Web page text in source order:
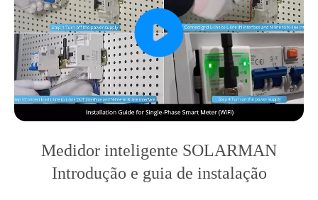
Medidor inteligente SOLARMAN
Introdução e guia de instalação